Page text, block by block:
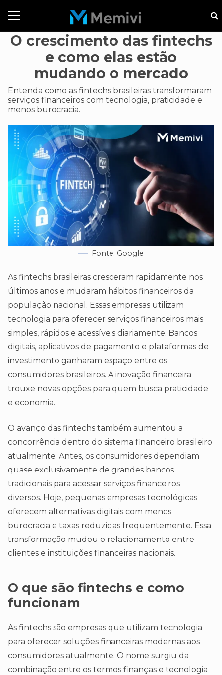
O crescimento das fintechs
e como elas estão
mudando o mercado
Entenda como as fintechs brasileiras transformaram
serviços financeiros com tecnologia, praticidade e
menos burocracia.
Fonte: Google
As fintechs brasileiras cresceram rapidamente nos
últimos anos e mudaram hábitos financeiros da
população nacional. Essas empresas utilizam
tecnologia para oferecer serviços financeiros mais
simples, rápidos e acessíveis diariamente. Bancos
digitais, aplicativos de pagamento e plataformas de
investimento ganharam espaço entre os
consumidores brasileiros. A inovação financeira
trouxe novas opções para quem busca praticidade
e economia.
O avanço das fintechs também aumentou a
concorrência dentro do sistema financeiro brasileiro
atualmente. Antes, os consumidores dependiam
quase exclusivamente de grandes bancos
tradicionais para acessar serviços financeiros
diversos. Hoje, pequenas empresas tecnológicas
oferecem alternativas digitais com menos
burocracia e taxas reduzidas frequentemente. Essa
transformação mudou o relacionamento entre
clientes e instituições financeiras nacionais.
O que são fintechs e como
funcionam
As fintechs são empresas que utilizam tecnologia
para oferecer soluções financeiras modernas aos
consumidores atualmente. O nome surgiu da
combinação entre os termos finanças e tecnologia